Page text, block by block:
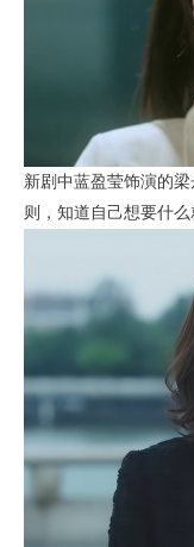
新剧中蓝盈莹饰演的
则，知道自己想要什么